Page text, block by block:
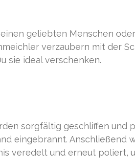
geliebten Menschen
verzaubern mit der
sie ideal verschenken.
sorgfältig geschliffen und
eingebrannt. Anschließend
veredelt und erneut poliert,